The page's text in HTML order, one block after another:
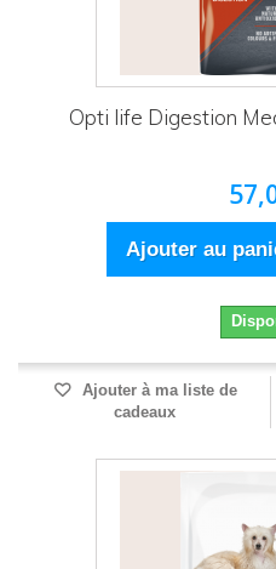
Opti life Digestion
Ajouter au
Ajouter à ma liste de
cadeaux